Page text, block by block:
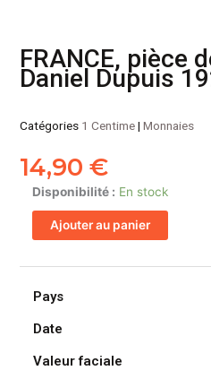
FRANCE, pièce
Daniel Dupuis
Catégories 1 Centime|Monnaies
14,90€
Disponibilité : En stock
quantité
de
FRANCE,
de
Daniel
1920
Ajouter au panier
Pays
Date
Valeur faciale